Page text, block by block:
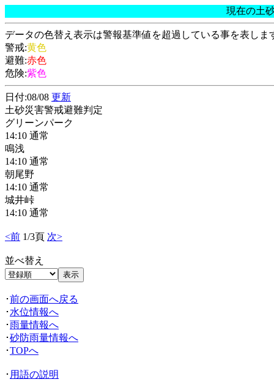
現在の土
データの色替え表示は警報基準値を超過している事を表しま
警戒:黄色
避難:赤色
危険:紫色
日付:08/08 更新
土砂災害警戒避難判定
グリーンパーク
14:10 通常
鳴浅
14:10 通常
朝尾野
14:10 通常
城井峠
14:10 通常
<前 1/3頁 次>
並べ替え
･前の画面へ戻る
･ 水位情報へ
･雨量情報へ
･砂防雨量情報へ
･TOPへ
･ 用語の説明